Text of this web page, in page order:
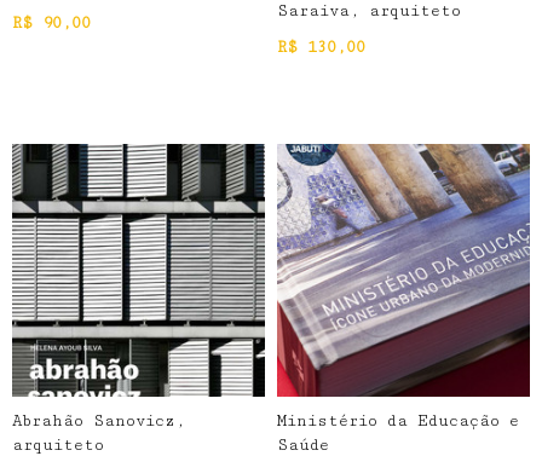
R$
90,00
Saraiva, arquiteto
R$ 130,00
Abrahão Sanovicz,
arquiteto
Ministério da Educação e
Saúde